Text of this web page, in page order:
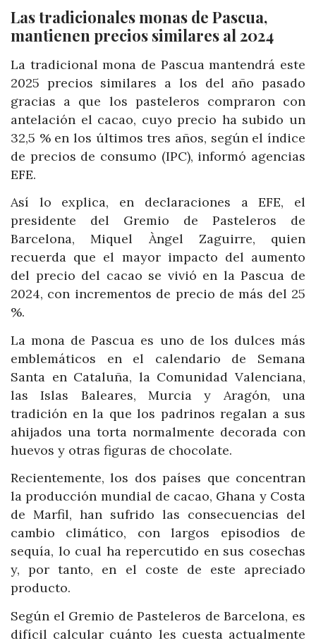
Las tradicionales monas de Pascua,
mantienen precios similares al 2024
La tradicional mona de Pascua mantendrá este
2025 precios similares a los del año pasado
gracias a que los pasteleros compraron con
antelación el cacao, cuyo precio ha subido un
32,5 % en los últimos tres años, según el índice
de precios de consumo (IPC), informó agencias
EFE.
Así lo explica, en declaraciones a EFE, el
presidente del Gremio de Pasteleros de
Barcelona, Miquel Àngel Zaguirre, quien
recuerda que el mayor impacto del aumento
del precio del cacao se vivió en la Pascua de
2024, con incrementos de precio de más del 25
%.
La mona de Pascua es uno de los dulces más
emblemáticos en el calendario de Semana
Santa en Cataluña, la Comunidad Valenciana,
las Islas Baleares, Murcia y Aragón, una
tradición en la que los padrinos regalan a sus
ahijados una torta normalmente decorada con
huevos y otras figuras de chocolate.
Recientemente, los dos países que concentran
la producción mundial de cacao, Ghana y Costa
de Marfil, han sufrido las consecuencias del
cambio climático, con largos episodios de
sequía, lo cual ha repercutido en sus cosechas
y, por tanto, en el coste de este apreciado
producto.
Según el Gremio de Pasteleros de Barcelona, es
difícil calcular cuánto les cuesta actualmente